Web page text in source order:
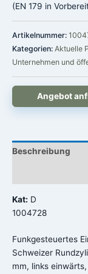
(EN 179 in
Artikelnummer:
Kategorien: Aktuelle
Unternehmen und
Angebot
Beschreibung
Kat: D
1004728
Funkgesteuertes
Schweizer
mm, links